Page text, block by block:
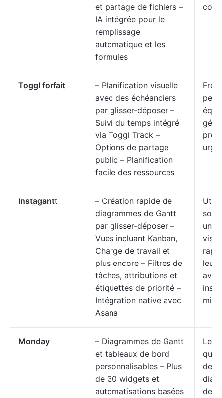
et partage de fichiers –
IA intégrée pour le
remplissage
automatique et les
formules
Toggl forfait
– Planification visuelle
avec des échéanciers
par glisser-déposer –
Suivi du temps intégré
via Toggl Track –
Options de partage
public – Planification
facile des ressources
Instagantt
– Création rapide de
diagrammes de Gantt
par glisser-déposer –
Vues incluant Kanban,
Charge de travail et
plus encore – Filtres de
tâches, attributions et
étiquettes de priorité –
Intégration native avec
Asana
une
Monday
– Diagrammes de Gantt
et tableaux de bord
personnalisables – Plus
de 30 widgets et
automatisations basées
Les
qui
de
de